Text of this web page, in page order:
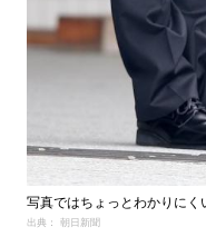
写真ではちょっとわかりに
出典： 朝日新聞